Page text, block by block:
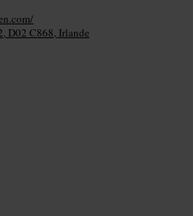
D02 C868, Irlande